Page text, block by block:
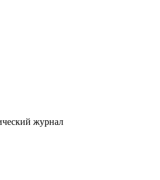
журнал